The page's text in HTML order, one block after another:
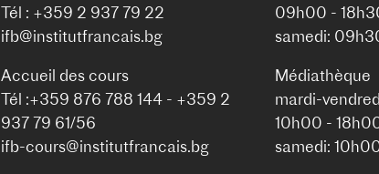
Tél : +359 2 937 79 22
ifb@institutfrancais.bg
Accueil des cours
Tél :+359 876 788 144 - +359 2
937 79 61/56
ifb-cours@institutfrancais.bg
09h00 -
samedi:
Médiathèque
mardi-
10h00 -
samedi: